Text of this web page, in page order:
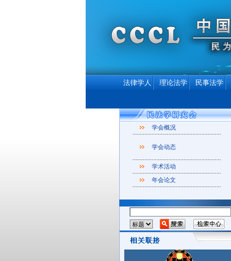
法律学人 理论法学 民事法学
学会概况
学会动态
学术活动
年会论文